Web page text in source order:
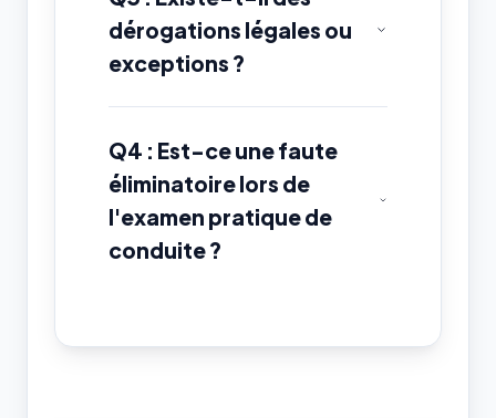
dérogations légales ou
exceptions ?
Q4 : Est-ce une faute
éliminatoire lors de
l'examen pratique de
conduite ?